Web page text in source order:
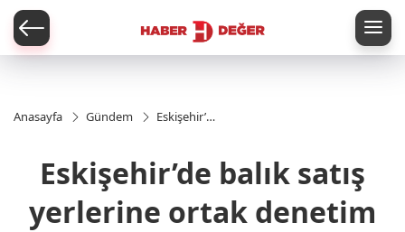
Anasayfa Gündem
Eskişehir’de
ortak
denetim
Eskişehir’de balık satış
yerlerine ortak denetim